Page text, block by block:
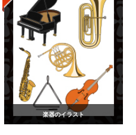
楽器のイラスト